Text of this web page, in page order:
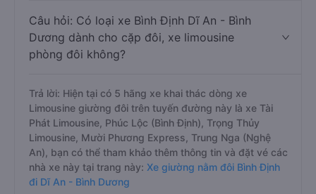
Câu hỏi: Có loại xe Bình Định Dĩ An - Bình
Dương dành cho cặp đôi, xe limousine
phòng đôi không?
Trả lời: Hiện tại có 5 hãng xe khai thác dòng xe
Limousine giường đôi trên tuyến đường này là xe Tài
Phát Limousine, Phúc Lộc (Bình Định), Trọng Thủy
Limousine, Mười Phương Express, Trung Nga (Nghệ
An), bạn có thể tham khảo thêm thông tin và đặt vé các
nhà xe này tại trang này: Xe giường nằm đôi Bình Định
đi Dĩ An - Bình Dương